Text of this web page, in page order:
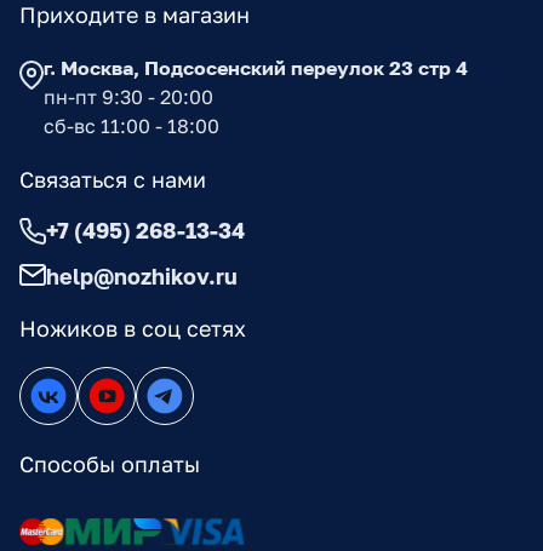
Ножиков в соц сетях
Способы оплаты
Приходите в магазин
г. Москва, Подсосенский переулок 23 стр 4
пн-пт 9:30 - 20:00
сб-вс 11:00 - 18:00
Связаться с нами
+7 (495) 268-13-34
help@nozhikov.ru